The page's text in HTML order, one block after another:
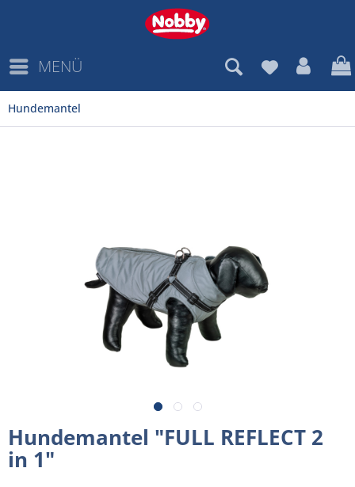
MENÜ
Hundemantel
Hundemantel "FULL REFLECT 2
in 1"